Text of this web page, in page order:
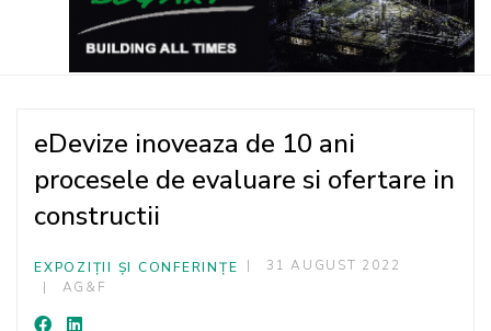
eDevize inoveaza de 10 ani
procesele de evaluare si ofertare in
constructii
EXPOZIȚII ȘI CONFERINȚE
31 AUGUST 2022
AG&F